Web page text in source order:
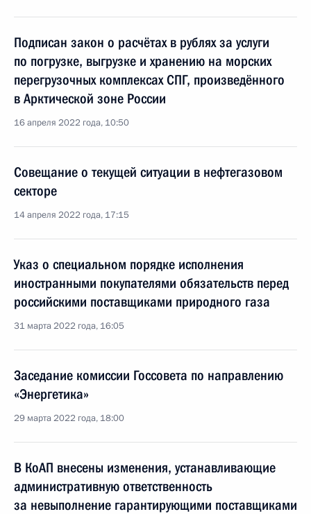
Подписан закон о расчётах в рублях за услуги
по погрузке, выгрузке и хранению на морских
перегрузочных комплексах СПГ, произведённого
в Арктической зоне России
16 апреля 2022 года, 10:50
Совещание о текущей ситуации в нефтегазовом
секторе
14 апреля 2022 года, 17:15
Указ о специальном порядке исполнения
иностранными покупателями обязательств перед
российскими поставщиками природного газа
31 марта 2022 года, 16:05
Заседание комиссии Госсовета по направлению
«Энергетика»
29 марта 2022 года, 18:00
В КоАП внесены изменения, устанавливающие
административную ответственность
за невыполнение гарантирующими поставщиками